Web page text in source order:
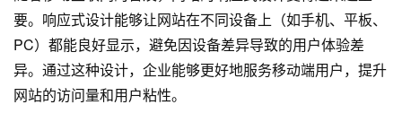
要。响应式设计能够让网站在不同设备上（如手机、平板、
PC）都能良好显示，避免因设备差异导致的用户体验差
异。通过这种设计，企业能够更好地服务移动端用户，提升
网站的访问量和用户粘性。